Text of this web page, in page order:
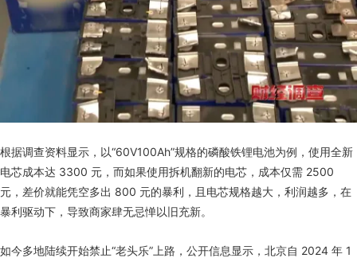
根据调查资料显示，以“60V100Ah”规格的磷酸铁锂电池为例，使用全新
电芯成本达 3300 元，而如果使用拆机翻新的电芯，成本仅需 2500
元，差价就能凭空多出 800 元的暴利，且电芯规格越大，利润越多，在
暴利驱动下，导致商家肆无忌惮以旧充新。
如今多地陆续开始禁止“老头乐”上路，公开信息显示，北京自 2024 年 1